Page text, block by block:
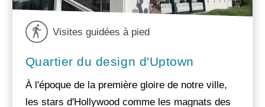
Visites guidées à pied
Quartier du design d'Uptown
À l'époque de la première gloire de notre ville,
les stars d'Hollywood comme les magnats des